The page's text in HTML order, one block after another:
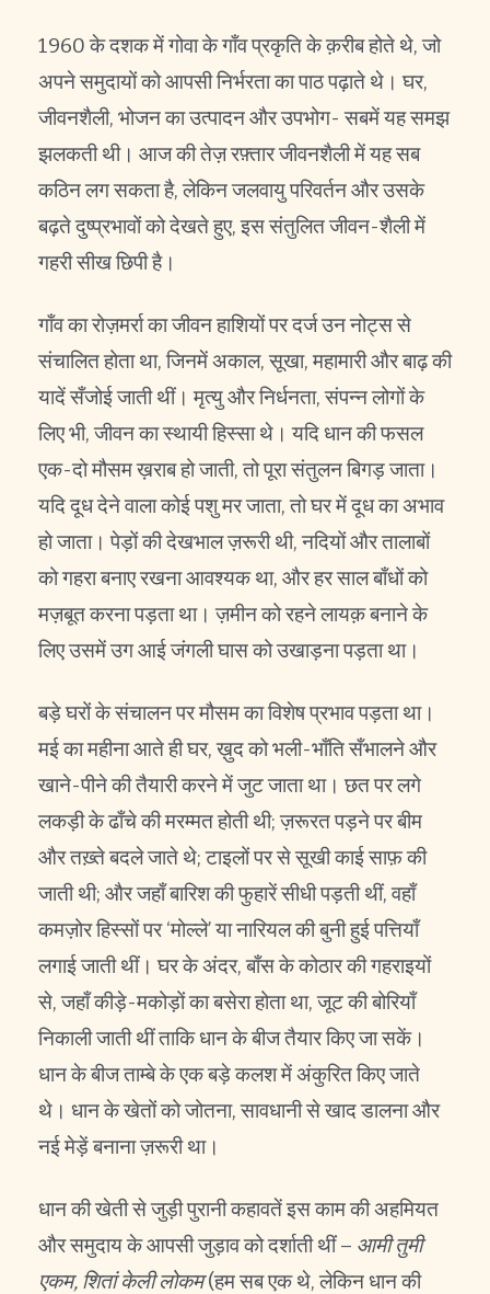
1960 के दशक में गोवा के गाँव प्रकृति के क़रीब होते थे, जो
अपने समुदायों को आपसी निर्भरता का पाठ पढ़ाते थे। घर,
जीवनशैली, भोजन का उत्पादन और उपभोग- सबमें यह समझ
झलकती थी। आज की तेज़ रफ़्तार जीवनशैली में यह सब
कठिन लग सकता है, लेकिन जलवायु परिवर्तन और उसके
बढ़ते दुष्प्रभावों को देखते हुए, इस संतुलित जीवन-शैली में
गहरी सीख छिपी है।
गाँव का रोज़मर्रा का जीवन हाशियों पर दर्ज उन नोट्स से
संचालित होता था, जिनमें अकाल, सूखा, महामारी और बाढ़ की
यादें सँजोई जाती थीं। मृत्यु और निर्धनता, संपन्न लोगों के
लिए भी, जीवन का स्थायी हिस्सा थे। यदि धान की फसल
एक-दो मौसम ख़राब हो जाती, तो पूरा संतुलन बिगड़ जाता।
यदि दूध देने वाला कोई पशु मर जाता, तो घर में दूध का अभाव
हो जाता। पेड़ों की देखभाल ज़रूरी थी, नदियों और तालाबों
को गहरा बनाए रखना आवश्यक था, और हर साल बाँधों को
मज़बूत करना पड़ता था। ज़मीन को रहने लायक़ बनाने के
लिए उसमें उग आई जंगली घास को उखाड़ना पड़ता था।
बड़े घरों के संचालन पर मौसम का विशेष प्रभाव पड़ता था।
मई का महीना आते ही घर, ख़ुद को भली-भाँति सँभालने और
खाने-पीने की तैयारी करने में जुट जाता था। छत पर लगे
लकड़ी के ढाँचे की मरम्मत होती थी; ज़रूरत पड़ने पर बीम
और तख़्ते बदले जाते थे; टाइलों पर से सूखी काई साफ़ की
जाती थी; और जहाँ बारिश की फुहारें सीधी पड़ती थीं, वहाँ
कमज़ोर हिस्सों पर ‘मोल्ले’ या नारियल की बुनी हुई पत्तियाँ
लगाई जाती थीं। घर के अंदर, बाँस के कोठार की गहराइयों
से, जहाँ कीड़े-मकोड़ों का बसेरा होता था, जूट की बोरियाँ
निकाली जाती थीं ताकि धान के बीज तैयार किए जा सकें।
धान के बीज ताम्बे के एक बड़े कलश में अंकुरित किए जाते
थे। धान के खेतों को जोतना, सावधानी से खाद डालना और
नई मेड़ें बनाना ज़रूरी था।
धान की खेती से जुड़ी पुरानी कहावतें इस काम की अहमियत
और समुदाय के आपसी जुड़ाव को दर्शाती थीं – आमी तुमी
एकम, शितां केली लोकम(हम सब एक थे, लेकिन धान की